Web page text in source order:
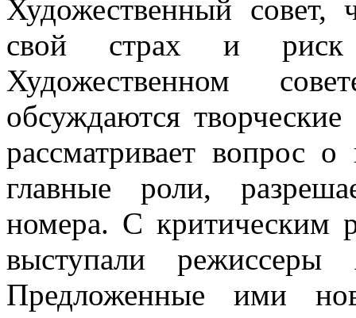
Художественный совет,
свой страх и риск
Художественном
обсуждаются
рассматривает вопрос
главные роли,
номера. С критическим
выступали
Предложенные ими